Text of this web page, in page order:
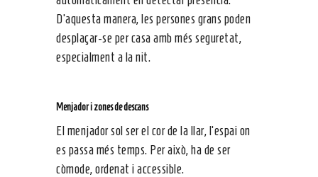
D’aquesta manera, les persones grans poden
desplaçar-se per casa amb més seguretat,
especialment a la nit.
Menjador i zones de descans
El menjador sol ser el cor de la llar, l’espai on
es passa més temps. Per això, ha de ser
còmode, ordenat i accessible.